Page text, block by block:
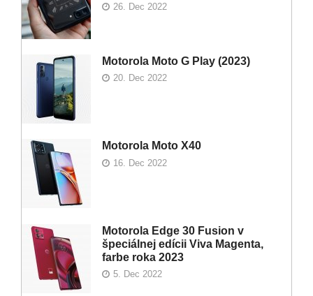
26. Dec 2022
Motorola Moto G Play (2023)
20. Dec 2022
Motorola Moto X40
16. Dec 2022
Motorola Edge 30 Fusion v
špeciálnej edícii Viva Magenta,
farbe roka 2023
5. Dec 2022